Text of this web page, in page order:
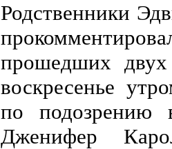
Родственники
прошедших
воскресенье
по подозрению
Дженифер